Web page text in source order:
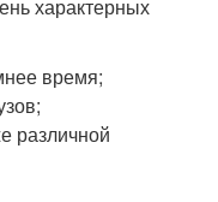
характерных
время;
различной